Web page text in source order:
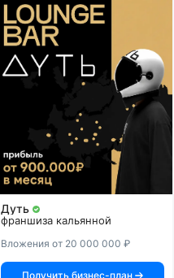
Дуть
франшиза кальянной
Вложения от 20 000 000 ₽
Получить бизнес-план